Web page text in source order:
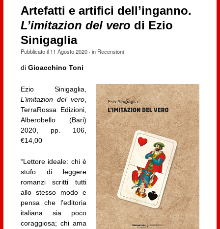
Artefatti e artifici dell’inganno.
L’imitazion del vero di Ezio
Sinigaglia
Pubblicato il 11 Agosto 2020· in Recensioni·
di Gioacchino Toni
Ezio Sinigaglia,
L’imitazion del vero
TerraRossa Edizioni,
Alberobello (Bari)
2020, pp. 106,
€14,00
“Lettore ideale: chi è
stufo di leggere
romanzi scritti tutti
allo stesso modo e
pensa che l’editoria
italiana sia poco
coraggiosa; chi ama